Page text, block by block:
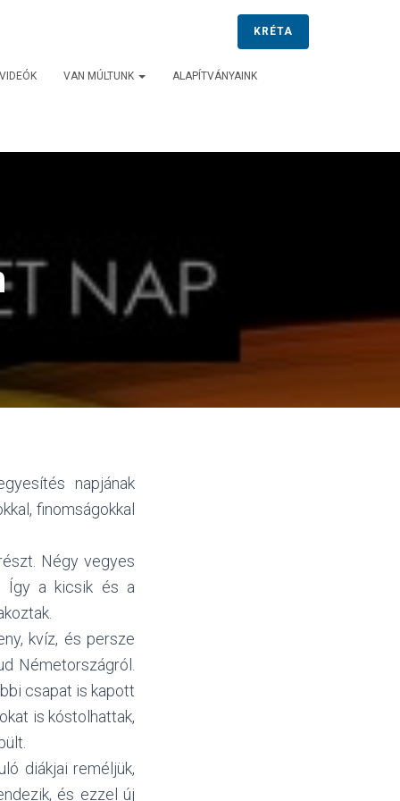
KRÉTA
VIDEÓK VAN MÚLTUNK ALAPÍTVÁNYAINK
napjának
finomságokkal
Négy vegyes
Így a kicsik és a
kvíz, és persze
Németországról.
csapat is kapott
is kóstolhattak,
diákjai reméljük,
és ezzel új